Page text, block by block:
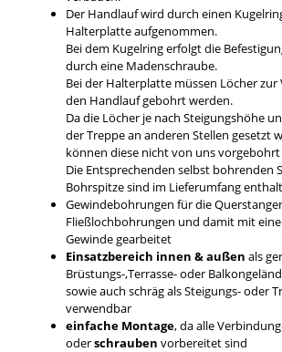
Der Handlauf wird durch einen
Halterplatte aufgenommen.
Bei dem Kugelring erfolgt die
durch eine Madenschraube.
Bei der Halterplatte müssen Löcher zur
den Handlauf gebohrt werden.
Da die Löcher je nach Steigungshöhe
der Treppe an anderen Stellen gesetzt
können diese nicht von uns
Die Entsprechenden selbst bohrenden
Bohrspitze sind im Lieferumfang
Gewindebohrungen für die
Fließlochbohrungen und damit mit
Gewinde gearbeitet
Einsatzbereich innen & außen als
Brüstungs-,Terrasse- oder
sowie auch schräg als Steigungs- oder
verwendbar
einfache Montage, da alle
oderschrauben vorbereitet sind